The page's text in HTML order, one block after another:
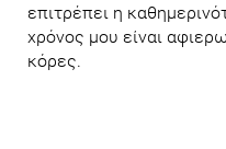
επιτρέπει η
χρόνος μου είναι
κόρες.